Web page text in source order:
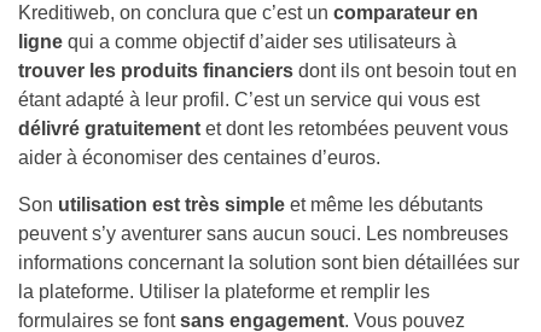
Kreditiweb, on conclura que c’est un comparateur en
ligne qui a comme objectif d’aider ses utilisateurs à
trouver les produits financiers dont ils ont besoin tout en
étantadapté à leur profil. C’est un service qui vous est
délivré gratuitement et dont les retombées peuventvous
aider à économiser des centaines d’euros.
Son utilisation est très simple et même les débutants
peuvent s’y aventurer sans aucun souci. Les nombreuses
informations concernant la solution sont bien détaillées sur
la plateforme. Utiliser la plateforme et remplir les
formulaires se fontsans engagement. Vous pouvez